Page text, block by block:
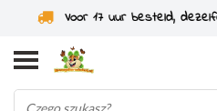
Specjaliści od